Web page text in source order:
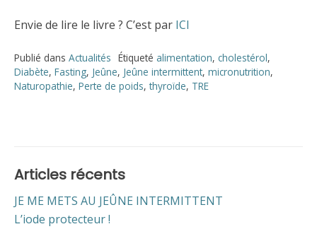
Envie de lire le livre ? C’est par ICI
Publié dans Actualités Étiqueté alimentation, cholestérol,
Diabète, Fasting, Jeûne, Jeûne intermittent, micronutrition,
Naturopathie, Perte de poids,thyroïde, TRE
Articles récents
JE ME METS AU JEÛNE INTERMITTENT
L’iode protecteur !